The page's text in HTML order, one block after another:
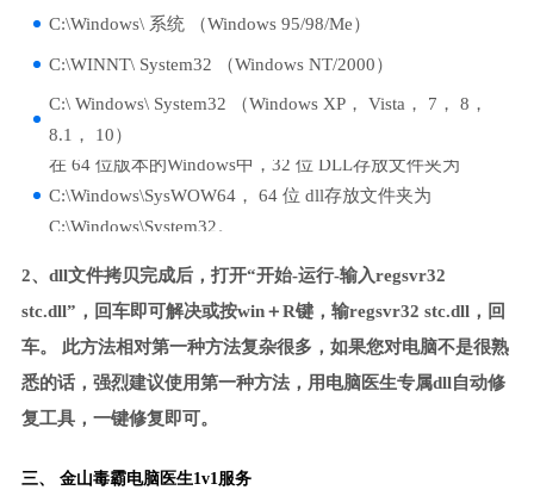
C:\Windows\ 系统 （Windows 95/98/Me）
C:\WINNT\ System32 （Windows NT/2000）
C:\ Windows\ System32 （Windows XP， Vista， 7， 8，
8.1， 10）
在 64 位版本的Windows中，32 位 DLL存放文件夹为
C:\Windows\SysWOW64， 64 位 dll存放文件夹为
C:\Windows\System32。
2、dll文件拷贝完成后，打开“开始-运行-输入regsvr32
stc.dll”，回车即可解决或按win＋R键，输regsvr32 stc.dll，回
车。 此方法相对第一种方法复杂很多，如果您对电脑不是很熟
悉的话，强烈建议使用第一种方法，用电脑医生专属dll自动修
复工具，一键修复即可。
三、 金山毒霸电脑医生1v1服务